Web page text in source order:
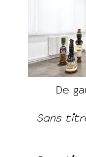
De
Sans